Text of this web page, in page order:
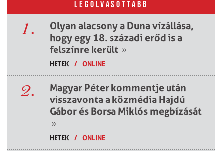
LEGOLVASOTTABB
1.
Olyan alacsony a Duna vízállása,
hogy egy 18. századi erőd is a
felszínre került »
HETEK / ONLINE
2.
Magyar Péter kommentje után
visszavonta a közmédia Hajdú
Gábor és Borsa Miklós megbízását
»
HETEK / ONLINE